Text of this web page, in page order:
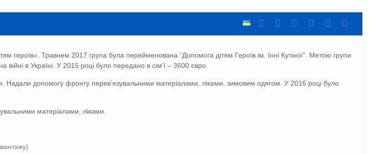
героїв». Травнем 2017 група була перейменована “Допомога дітям Героїв ім. Інні Кутіної”. Метою групи
в Україні. У 2015 році було передано в сім’ї – 3600 євро.
Надали допомогу фронту перев’язувальними матеріалами, ліками, зимовим одягом. У 2016 році було
матеріалами, ліками.